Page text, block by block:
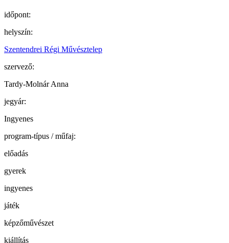
időpont:
helyszín:
Szentendrei Régi Művésztelep
szervező:
Tardy-Molnár Anna
jegyár:
Ingyenes
program-típus / műfaj:
előadás
gyerek
ingyenes
játék
képzőművészet
kiállítás